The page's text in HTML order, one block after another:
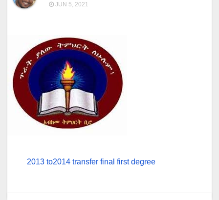
JUN 5, 2021
2013 to2014 transfer final first degree